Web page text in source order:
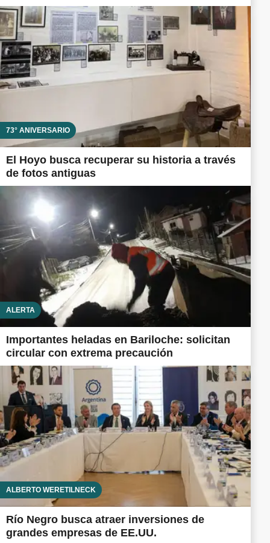
73° ANIVERSARIO
El Hoyo busca recuperar su historia a través
de fotos antiguas
ALERTA
Importantes heladas en Bariloche: solicitan
circular con extrema precaución
ALBERTO WERETILNECK
Río Negro busca atraer inversiones de
grandes empresas de EE.UU.